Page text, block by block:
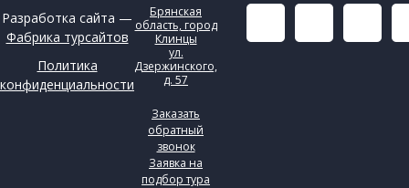
Разработка сайта —
Фабрика турсайтов
Политика
конфиденциальности
Брянская
область, город
Клинцы
ул.
Дзержинского,
д. 57
Заказать
обратный
звонок
Заявка на
подбор тура